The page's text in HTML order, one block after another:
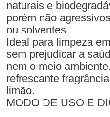
naturais e
porém não
ou solventes.
Ideal para limpeza
sem prejudicar a
nem o meio
refrescante
limão.
MODO DE USO E